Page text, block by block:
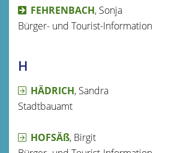
FEHRENBACH, Sonja
Bürger- und Tourist-Information
H
HÄDRICH, Sandra
Stadtbauamt
HOFSÄß, Birgit